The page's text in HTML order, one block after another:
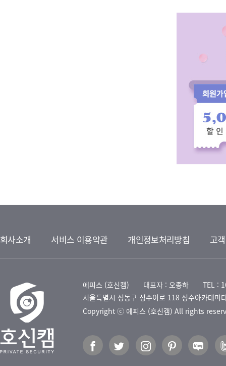
회사소개 서비스 이용약관 개인정보처리방침 고
에피스 (호신캠) 대표자 : 오종하
TEL :
서울특별시 성동구 성수이로 118 성수아카데미
Copyright ⓒ 에피스 (호신캠) All rights